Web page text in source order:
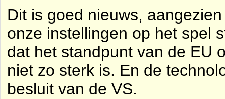
Dit is goed nieuws,
onze instellingen op het spel
dat het standpunt van de EU
niet zo sterk is. En de
besluit van de VS.